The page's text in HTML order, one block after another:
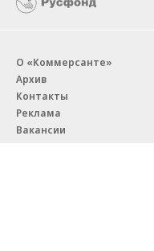
О «Коммерсанте»
Архив
Контакты
Реклама
Вакансии